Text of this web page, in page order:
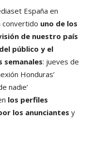
España en
convertido uno de los
de nuestro país
público y el
semanales: jueves de
Honduras’
nadie’
los perfiles
los anunciantes y